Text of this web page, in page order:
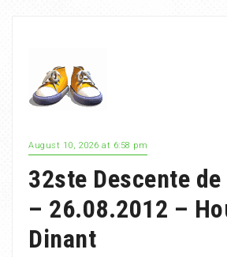
August 10, 2026 at 6:58 pm
32ste Descente
– 26.08.2012 –
Dinant